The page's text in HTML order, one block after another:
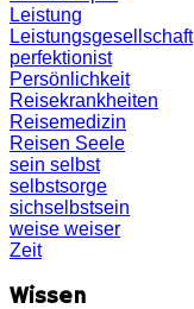
Leistung
Leistungsgesellschaft
perfektionist
Persönlichkeit
Reisekrankheiten
Reisemedizin
Reisen Seele
sein selbst
selbstsorge
sichselbstsein
weise weiser
Zeit
Wissen